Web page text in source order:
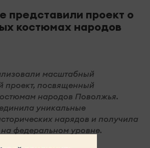
представили проект о
костюмах народов
масштабный
проект, посвященный
народов Поволжья.
уникальные
нарядов и получила
федеральном уровне.